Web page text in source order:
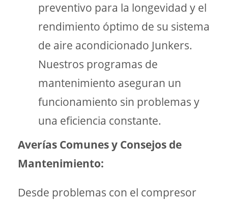
preventivo para la longevidad y el
rendimiento óptimo de su sistema
de aire acondicionado Junkers.
Nuestros programas de
mantenimiento aseguran un
funcionamiento sin problemas y
una eficiencia constante.
Averías Comunes y Consejos de
Mantenimiento:
Desde problemas con el compresor